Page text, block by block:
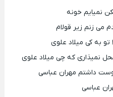
نمیایم خونه
می زنم زیر قولام
تو به کی میلاد علوی
نمیذاری که چی میلاد علوی
داشتم مهران عباسی
عباسی